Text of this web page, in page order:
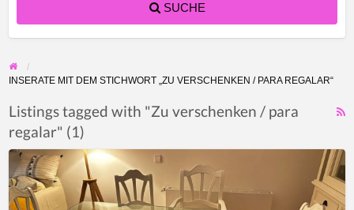
SUCHE
INSERATE MIT DEM STICHWORT „ZU VERSCHENKEN / PARA REGALAR“
Listings tagged with "Zu verschenken / para
regalar" (1)
Esstisch
/para
regalar